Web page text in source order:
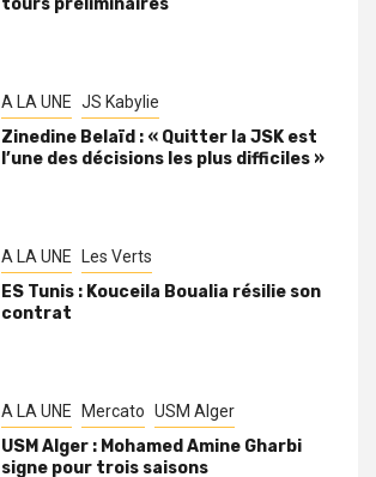
tours préliminaires
A LA UNE JS Kabylie
Zinedine Belaïd : « Quitter la JSK est
l’une des décisions les plus difficiles »
A LA UNE Les Verts
ES Tunis : Kouceila Boualia résilie son
contrat
A LA UNE Mercato USM Alger
USM Alger : Mohamed Amine Gharbi
signe pour trois saisons